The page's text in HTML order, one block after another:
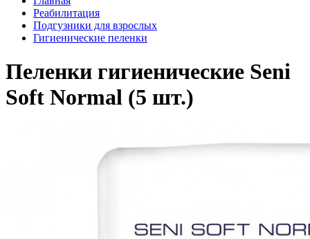
Реабилитация
Подгузники для взрослых
Гигиенические пеленки
Пеленки гигиенические Seni
Soft Normal (5 шт.)